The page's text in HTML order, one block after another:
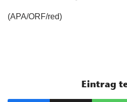
(APA/ORF/red)
Eintrag